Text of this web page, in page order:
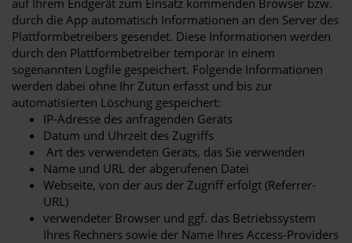
auf Ihrem Endgerät zum Einsatz kommenden Browser bzw.
durch die App automatisch Informationen an den Server des
Plattformbetreibers gesendet. Diese Informationen werden
durch den Plattformbetreiber temporär in einem
sogenannten Logfile gespeichert. Folgende Informationen
werden dabei ohne Ihr Zutun erfasst und bis zur
automatisierten Löschung gespeichert:
IP-Adresse des anfragenden Geräts
Datum und Uhrzeit des Zugriffs
Art des verwendeten Geräts, das Sie verwenden
Name und URL der abgerufenen Datei
Webseite, von der aus der Zugriff erfolgt (Referrer-
URL)
verwendeter Browser und ggf. das Betriebssystem
Ihres Rechners sowie der Name Ihres Access-Providers